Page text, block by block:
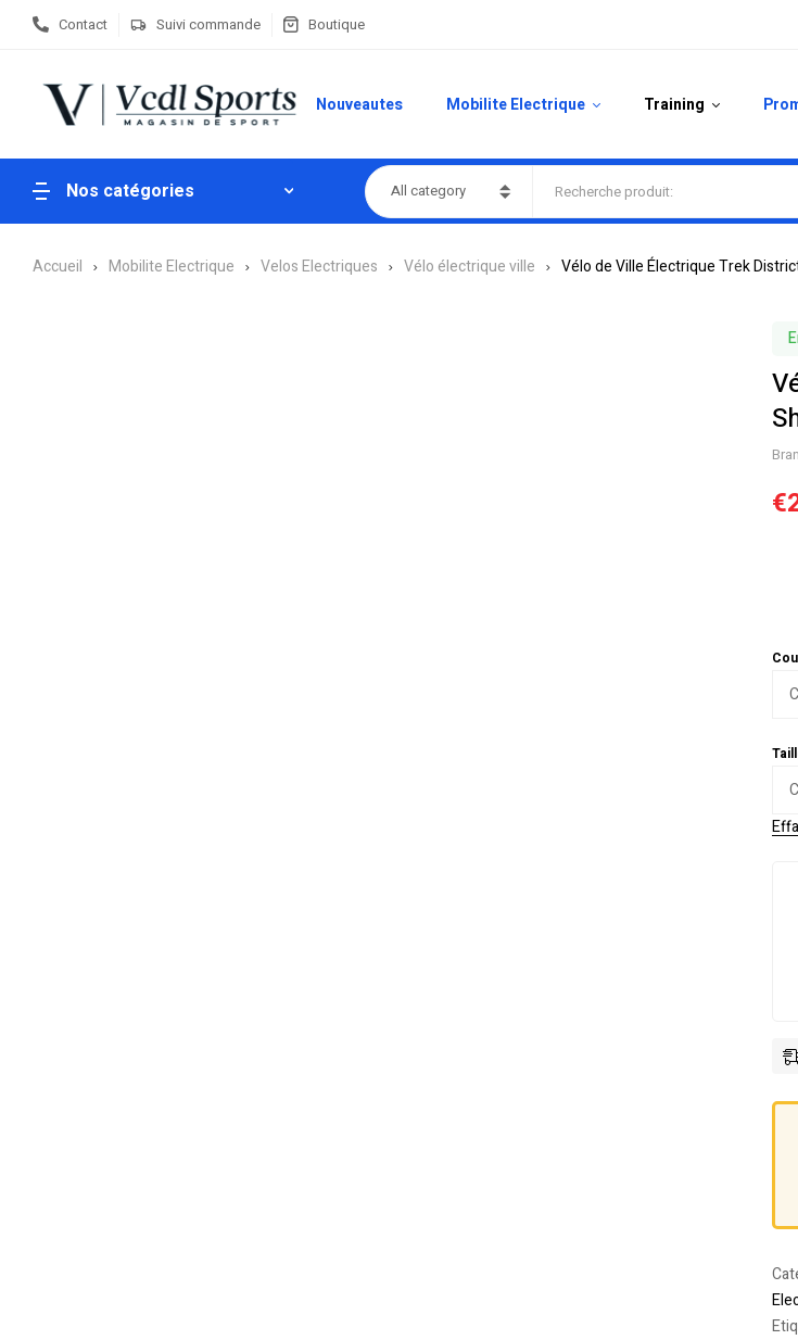
Contact Suivi commande Boutique
Nouveautes Mobilite Electrique Training
Nos catégories All category
Accueil Mobilite Electrique Velos Electriques Vélo électrique ville Vélo de Ville Électrique Trek
€